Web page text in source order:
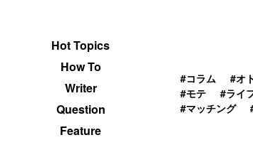
Hot Topics
How To
Writer
Question
Feature
#コラム #オ
#モテ
#ライ
#マッチング